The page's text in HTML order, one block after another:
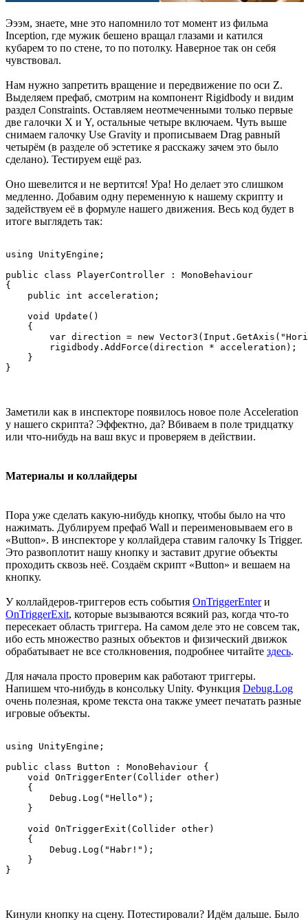
Эээм, знаете, мне это напомнило тот момент из фильма
Inception, где мужик бешено вращал глазами и катился
кубарем то по стене, то по потолку. Наверное так он себя
чувствовал.
Нам нужно запретить вращение и передвижение по оси Z.
Выделяем префаб, смотрим на компонент Rigidbody и видим
раздел Constraints. Оставляем неотмеченными только первые
две галочки X и Y, остальные четыре включаем. Чуть выше
снимаем галочку Use Gravity и прописываем Drag равный
четырём (в разделе об эстетике я расскажу зачем это было
сделано). Тестируем ещё раз.
Оно шевелится и не вертится! Ура! Но делает это слишком
медленно. Добавим одну переменную к нашему скрипту и
задействуем её в формуле нашего движения. Весь код будет в
итоге выглядеть так:
using UnityEngine;
public class PlayerController : MonoBehaviour
{
    public int acceleration;
    void Update()
    {
var direction = new
        rigidbody.AddForce(direction * acceleration);
    }
Заметили как в инспекторе появилось новое поле Acceleration
у нашего скрипта? Эффектно, да? Вбиваем в поле тридцатку
или что-нибудь на ваш вкус и проверяем в действии.
Материалы и коллайдеры
Пора уже сделать какую-нибудь кнопку, чтобы было на что
нажимать. Дублируем префаб Wall и переименовываем его в
«Button». В инспекторе у коллайдера ставим галочку Is Trigger.
Это развоплотит нашу кнопку и заставит другие объекты
проходить сквозь неё. Создаём скрипт «Button» и вешаем на
кнопку.
У коллайдеров-триггеров есть события OnTriggerEnterи
OnTriggerExit, которые вызываются всякий раз, когда что-то
пересекает область триггера. На самом деле это не совсем так,
ибо есть множество разных объектов и физический движок
обрабатывает не все столкновения, подробнее читайте здесь.
Для начала просто проверим как работают триггеры.
Напишем что-нибудь в консольку Unity. Функция Debug.Log
очень полезная, кроме текста она также умеет печатать разные
игровые объекты.
using UnityEngine;
public class Button : MonoBehaviour {
    void OnTriggerEnter(Collider other)
    {
        Debug.Log("Hello");
    }
    void OnTriggerExit(Collider other)
    {
        Debug.Log("Habr!");
    }
Кинули кнопку на сцену. Потестировали? Идём дальше. Было